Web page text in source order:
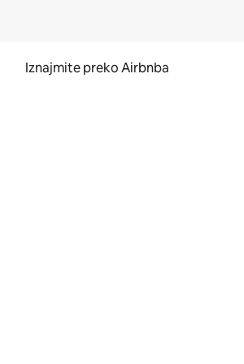
Iznajmite preko Airbnba